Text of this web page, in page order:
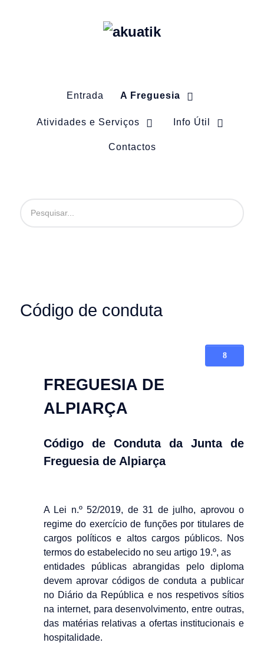
Entrada A Freguesia
Atividades e Serviços Info Útil
Contactos
Código de conduta
FREGUESIA DE
ALPIARÇA
Código de Conduta da Junta de
Freguesia de Alpiarça
A Lei n.º 52/2019, de 31 de julho, aprovou o
regime do exercício de funções por titulares de
cargos políticos e altos cargos públicos. Nos
termos do estabelecido no seu artigo 19.º, as
entidades públicas abrangidas pelo diploma
devem aprovar códigos de conduta a publicar
no Diário da República e nos respetivos sítios
na internet, para desenvolvimento, entre outras,
das matérias relativas a ofertas institucionais e
hospitalidade.